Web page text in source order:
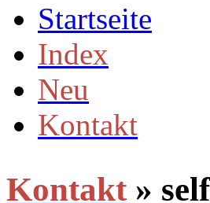
Startseite
Index
Neu
Kontakt
Kontakt »